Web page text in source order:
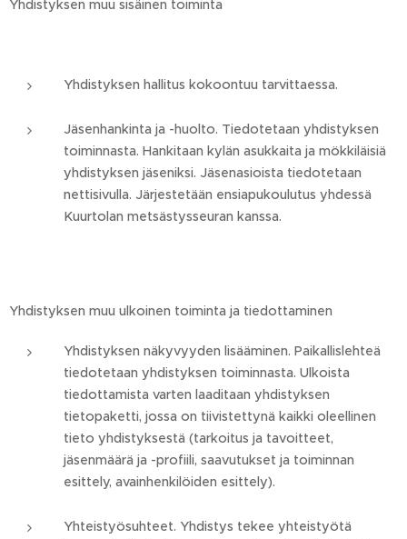
Yhdistyksen muu sisäinen toiminta
Yhdistyksen hallitus kokoontuu tarvittaessa.
Jäsenhankinta ja -huolto. Tiedotetaan yhdistyksen
toiminnasta. Hankitaan kylän asukkaita ja mökkiläisiä
yhdistyksen jäseniksi. Jäsenasioista tiedotetaan
nettisivulla. Järjestetään ensiapukoulutus yhdessä
Kuurtolan metsästysseuran kanssa.
Yhdistyksen muu ulkoinen toiminta ja tiedottaminen
Yhdistyksen näkyvyyden lisääminen. Paikallislehteä
tiedotetaan yhdistyksen toiminnasta. Ulkoista
tiedottamista varten laaditaan yhdistyksen
tietopaketti, jossa on tiivistettynä kaikki oleellinen
tieto yhdistyksestä (tarkoitus ja tavoitteet,
jäsenmäärä ja -profiili, saavutukset ja toiminnan
esittely, avainhenkilöiden esittely).
Yhteistyösuhteet. Yhdistys tekee yhteistyötä